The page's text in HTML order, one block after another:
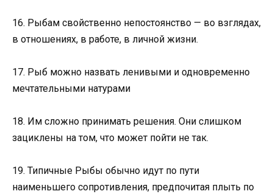
16. Рыбам свойственно непостоянство — во взглядах,
в отношениях, в работе, в личной жизни.
17. Рыб можно назвать ленивыми и одновременно
мечтательными натурами
18. Им сложно принимать решения. Они слишком
зациклены на том, что может пойти не так.
19. Типичные Рыбы обычно идут по пути
наименьшего сопротивления, предпочитая плыть по